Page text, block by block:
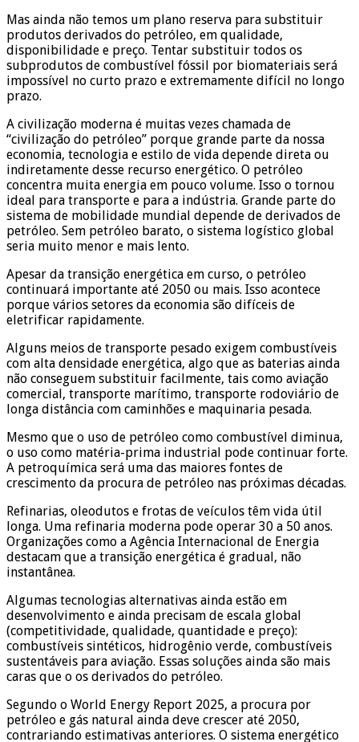
Mas ainda não temos um plano reserva para substituir
produtos derivados do petróleo, em qualidade,
disponibilidade e preço. Tentar substituir todos os
subprodutos de combustível fóssil por biomateriais será
impossível no curto prazo e extremamente difícil no longo
prazo.
A civilização moderna é muitas vezes chamada de
“civilização do petróleo” porque grande parte da nossa
economia, tecnologia e estilo de vida depende direta ou
indiretamente desse recurso energético. O petróleo
concentra muita energia em pouco volume. Isso o tornou
ideal para transporte e para a indústria. Grande parte do
sistema de mobilidade mundial depende de derivados de
petróleo. Sem petróleo barato, o sistema logístico global
seria muito menor e mais lento.
Apesar da transição energética em curso, o petróleo
continuará importante até 2050 ou mais. Isso acontece
porque vários setores da economia são difíceis de
eletrificar rapidamente.
Alguns meios de transporte pesado exigem combustíveis
com alta densidade energética, algo que as baterias ainda
não conseguem substituir facilmente, tais como aviação
comercial, transporte marítimo, transporte rodoviário de
longa distância com caminhões e maquinaria pesada.
Mesmo que o uso de petróleo como combustível diminua,
o uso como matéria-prima industrial pode continuar forte.
A petroquímica será uma das maiores fontes de
crescimento da procura de petróleo nas próximas décadas.
Refinarias, oleodutos e frotas de veículos têm vida útil
longa. Uma refinaria moderna pode operar 30 a 50 anos.
Organizações como a Agência Internacional de Energia
destacam que a transição energética é gradual, não
instantânea.
Algumas tecnologias alternativas ainda estão em
desenvolvimento e ainda precisam de escala global
(competitividade, qualidade, quantidade e preço):
combustíveis sintéticos, hidrogênio verde, combustíveis
sustentáveis para aviação. Essas soluções ainda são mais
caras que o os derivados do petróleo.
Segundo o World Energy Report 2025, a procura por
petróleo e gás natural ainda deve crescer até 2050,
contrariando estimativas anteriores. O sistema energético